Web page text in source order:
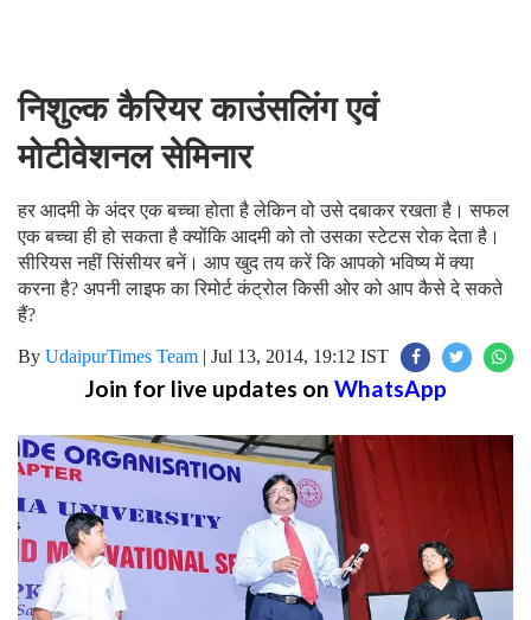
निशुल्क कैरियर काउंसलिंग एवं
मोटीवेशनल सेमिनार
हर आदमी के अंदर एक बच्चा होता है लेकिन वो उसे दबाकर रखता है। सफल
एक बच्चा ही हो सकता है क्योंकि आदमी को तो उसका स्टेटस रोक देता है।
सीरियस नहीं सिंसीयर बनें। आप खुद तय करें कि आपको भविष्य में क्या
करना है? अपनी लाइफ का रिमोर्ट कंट्रोल किसी ओर को आप कैसे दे सकते
हैं?
By UdaipurTimes Team | Jul 13, 2014, 19:12 IST
Join for live updates on WhatsApp